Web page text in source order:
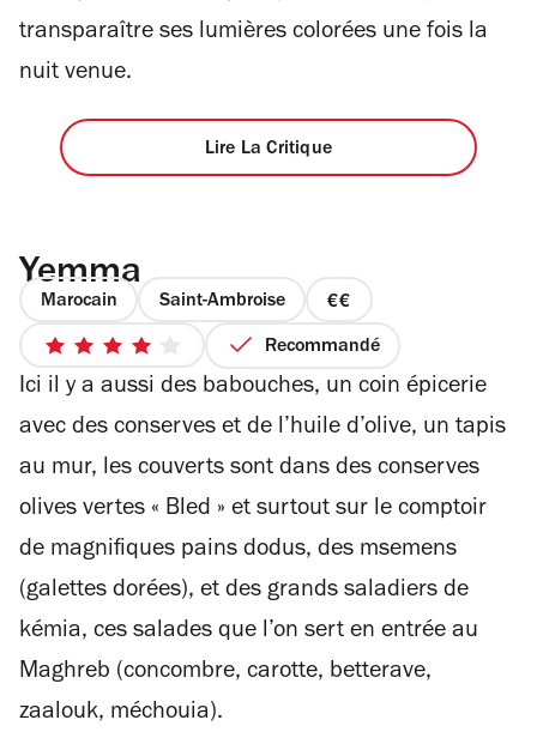
transparaître ses lumières colorées une fois la
nuit venue.
Lire La Critique
Yemma
Marocain Saint-Ambroise
prix
2
4
sur
Recommandé
Ici il y a aussi des babouches, un coin épicerie
avec des conserves et de l’huile d’olive, un tapis
au mur, les couverts sont dans des conserves
olives vertes « Bled » et surtout sur le comptoir
de magnifiques pains dodus, des msemens
(galettes dorées), et des grands saladiers de
kémia, ces salades que l’on sert en entrée au
Maghreb (concombre, carotte, betterave,
zaalouk, méchouia).